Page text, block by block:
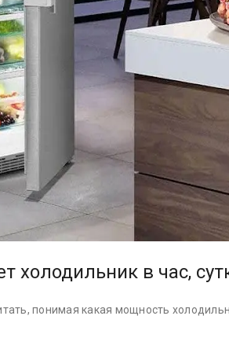
холодильник в час,
понимая какая мощность